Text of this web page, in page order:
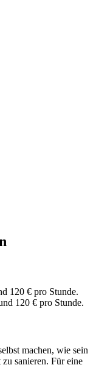
120 € pro Stunde.
120 € pro Stunde.
machen, wie sein
sanieren. Für eine